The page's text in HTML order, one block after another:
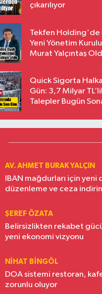
çıkarılıyor
Tekfen Holding'de
Yeni Yönetim Kurulu
Murat Yalçıntaş
Quick Sigorta
Gün: 3,7 Milyar
Talepler Bugün
AV. AHMET BURAK YALÇIN
IBAN mağdurları için yeni
düzenleme ve ceza
ŞEREF ÖZATA
Belirsizlikten rekabet
yeni ekonomi vizyonu
NIHAT BINGÖL
DOA sistemi restoran,
zorunlu oluyor